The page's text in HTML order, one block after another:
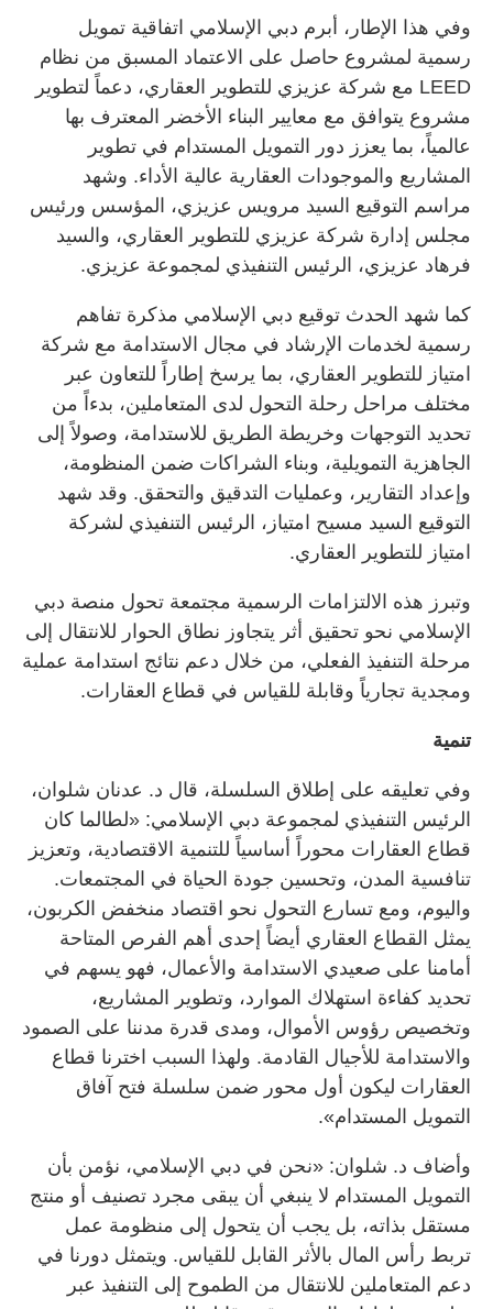
وفي هذا الإطار، أبرم دبي الإسلامي اتفاقية تمويل
رسمية لمشروع حاصل على الاعتماد المسبق من نظام
LEED مع شركة عزيزي للتطوير العقاري، دعماً لتطوير
مشروع يتوافق مع معايير البناء الأخضر المعترف بها
عالمياً، بما يعزز دور التمويل المستدام في تطوير
المشاريع والموجودات العقارية عالية الأداء. وشهد
مراسم التوقيع السيد مرويس عزيزي، المؤسس ورئيس
مجلس إدارة شركة عزيزي للتطوير العقاري، والسيد
فرهاد عزيزي، الرئيس التنفيذي لمجموعة عزيزي.
كما شهد الحدث توقيع دبي الإسلامي مذكرة تفاهم
رسمية لخدمات الإرشاد في مجال الاستدامة مع شركة
امتياز للتطوير العقاري، بما يرسخ إطاراً للتعاون عبر
مختلف مراحل رحلة التحول لدى المتعاملين، بدءاً من
تحديد التوجهات وخريطة الطريق للاستدامة، وصولاً إلى
الجاهزية التمويلية، وبناء الشراكات ضمن المنظومة،
وإعداد التقارير، وعمليات التدقيق والتحقق. وقد شهد
التوقيع السيد مسيح امتياز، الرئيس التنفيذي لشركة
امتياز للتطوير العقاري.
وتبرز هذه الالتزامات الرسمية مجتمعة تحول منصة دبي
الإسلامي نحو تحقيق أثر يتجاوز نطاق الحوار للانتقال إلى
مرحلة التنفيذ الفعلي، من خلال دعم نتائج استدامة عملية
ومجدية تجارياً وقابلة للقياس في قطاع العقارات.
تنمية
وفي تعليقه على إطلاق السلسلة، قال د. عدنان شلوان،
الرئيس التنفيذي لمجموعة دبي الإسلامي: «لطالما كان
قطاع العقارات محوراً أساسياً للتنمية الاقتصادية، وتعزيز
تنافسية المدن، وتحسين جودة الحياة في المجتمعات.
واليوم، ومع تسارع التحول نحو اقتصاد منخفض الكربون،
يمثل القطاع العقاري أيضاً إحدى أهم الفرص المتاحة
أمامنا على صعيدي الاستدامة والأعمال، فهو يسهم في
تحديد كفاءة استهلاك الموارد، وتطوير المشاريع،
وتخصيص رؤوس الأموال، ومدى قدرة مدننا على الصمود
والاستدامة للأجيال القادمة. ولهذا السبب اخترنا قطاع
العقارات ليكون أول محور ضمن سلسلة فتح آفاق
التمويل المستدام».
وأضاف د. شلوان: «نحن في دبي الإسلامي، نؤمن بأن
التمويل المستدام لا ينبغي أن يبقى مجرد تصنيف أو منتج
مستقل بذاته، بل يجب أن يتحول إلى منظومة عمل
تربط رأس المال بالأثر القابل للقياس. ويتمثل دورنا في
دعم المتعاملين للانتقال من الطموح إلى التنفيذ عبر